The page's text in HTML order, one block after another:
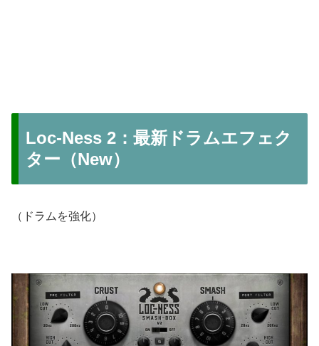
Loc-Ness 2：最新ドラムエフェク
ター（New）
（ドラムを強化）